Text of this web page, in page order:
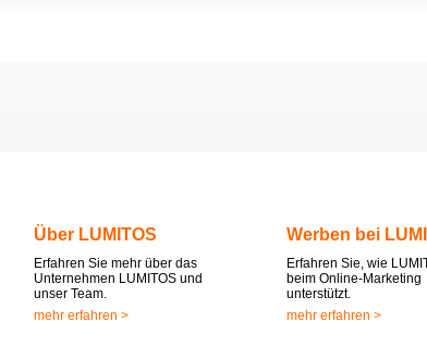
Über LUMITOS
Erfahren Sie mehr über das
Unternehmen LUMITOS und
unser Team.
mehr erfahren >
Werben bei
Erfahren Sie, wie
beim Online-Marketing
unterstützt.
mehr erfahren >